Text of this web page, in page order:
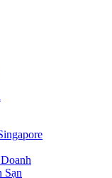
Sạn